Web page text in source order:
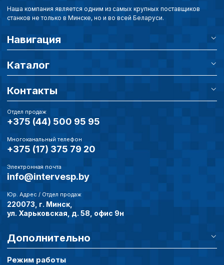
Наша компания является одним из самых крупных поставщиков
станков не только в Минске, но и во всей Беларуси.
Навигация
Каталог
Контакты
Отдел продаж
+375 (44) 500 95 95
Многоканальный телефон
+375 (17) 375 79 20
Электронная почта
info@intervesp.by
Юр. Адрес / Отдел продаж
220073, г. Минск,
ул. Харьковская, д. 58, офис 9н
Дополнительно
Режим работы